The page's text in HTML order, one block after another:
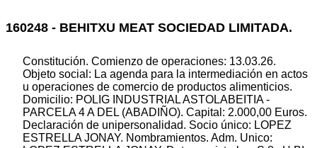
160248 - BEHITXU MEAT SOCIEDAD LIMITADA.
Constitución. Comienzo de operaciones: 13.03.26.
Objeto social: La agenda para la intermediación en actos
u operaciones de comercio de productos alimenticios.
Domicilio: POLIG INDUSTRIAL ASTOLABEITIA -
PARCELA 4 A DEL (ABADIÑO). Capital: 2.000,00 Euros.
Declaración de unipersonalidad. Socio único: LOPEZ
ESTRELLA JONAY. Nombramientos. Adm. Unico: